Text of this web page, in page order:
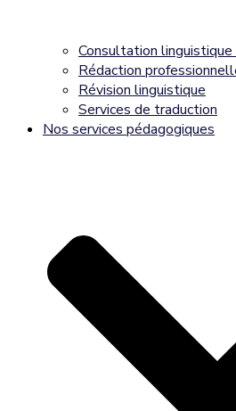
Consultation
Rédaction
Révision linguistique
Services de traduction
Nos services pédagogiques